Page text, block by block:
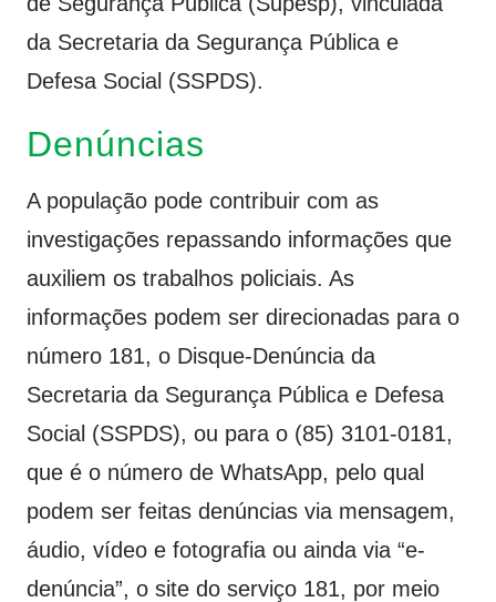
da Secretaria da Segurança Pública e
Defesa Social (SSPDS).
Denúncias
A população pode contribuir com as
investigações repassando informações que
auxiliem os trabalhos policiais. As
informações podem ser direcionadas para o
número 181, o Disque-Denúncia da
Secretaria da Segurança Pública e Defesa
Social (SSPDS), ou para o (85) 3101-0181,
que é o número de WhatsApp, pelo qual
podem ser feitas denúncias via mensagem,
áudio, vídeo e fotografia ou ainda via “e-
denúncia”, o site do serviço 181, por meio